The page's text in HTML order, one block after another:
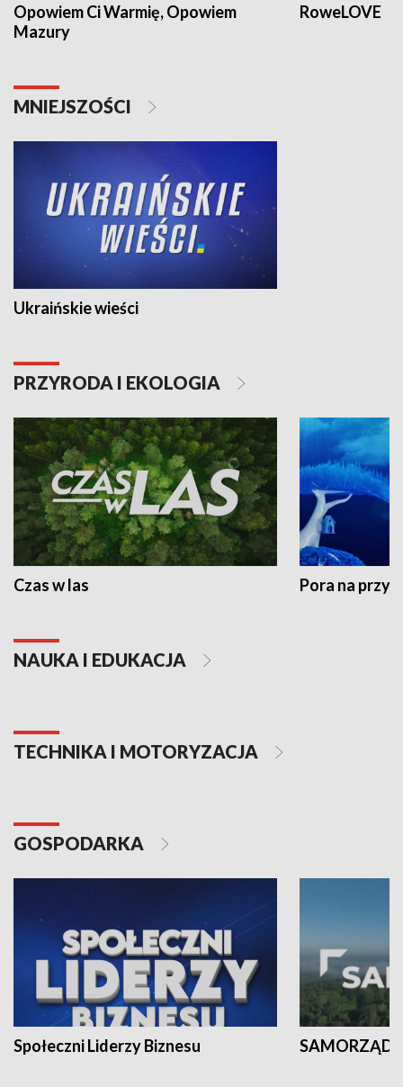
Opowiem Ci Warmię, Opowiem
Mazury
RoweLOVE
MNIEJSZOŚCI
Ukraińskie wieści
PRZYRODA I EKOLOGIA
Czas w las Pora na
NAUKA I EDUKACJA
TECHNIKA I MOTORYZACJA
GOSPODARKA
Społeczni Liderzy Biznesu SAMORZĄD